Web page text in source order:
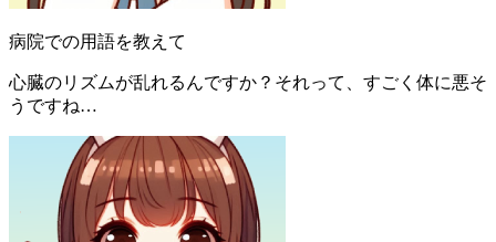
病院での用語を教えて
心臓のリズムが乱れるんですか？それって、すごく体に悪そ
うですね…